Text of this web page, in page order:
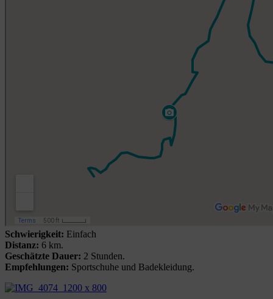
Schwierigkeit: Einfach
Distanz: 6 km.
Geschätzte Dauer: 2 Stunden.
Empfehlungen: Sportschuhe und Badekleidung.